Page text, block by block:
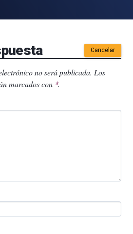
Cancelar
no será publicada. Los
marcados con *.